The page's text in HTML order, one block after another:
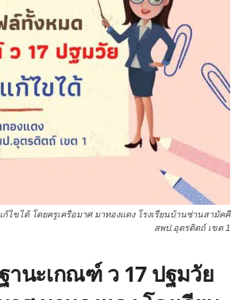
ขได้ โดยครูเครือมาศ มาทองแดง โรงเรียนบ้านซ่านสามัคคี
สพป.อุตรดิตถ์ เขต 1
านะเกณฑ์ ว 17 ปฐมวัย